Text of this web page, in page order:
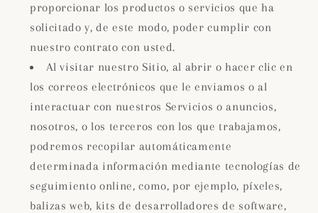
proporcionar los productos o servicios que ha
solicitado y, de este modo, poder cumplir con
nuestro contrato con usted.
Al visitar nuestro Sitio, al abrir o hacer clic en
los correos electrónicos que le enviamos o al
interactuar con nuestros Servicios o anuncios,
nosotros, o los terceros con los que trabajamos,
podremos recopilar automáticamente
determinada información mediante tecnologías de
seguimiento online, como, por ejemplo, píxeles,
balizas web, kits de desarrolladores de software,